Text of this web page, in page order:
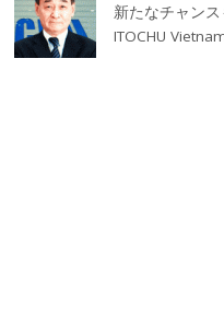
新たなチャン
ITOCHU